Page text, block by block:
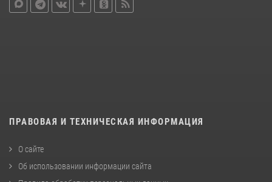
ПРАВОВАЯ И ТЕХНИЧЕСКАЯ ИНФОРМАЦИЯ
О сайте
Об использовании информации сайта